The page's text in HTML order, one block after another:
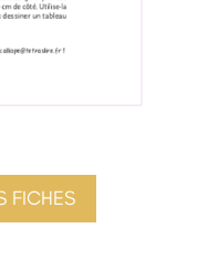
FICHES